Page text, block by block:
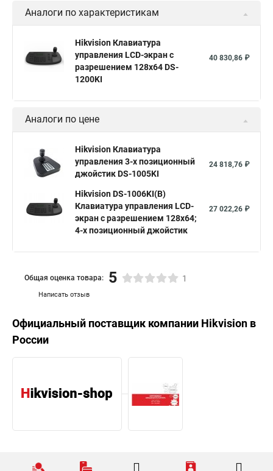
Аналоги по характеристикам
Hikvision Клавиатура
управления LCD-экран с
разрешением 128х64 DS-
1200KI
40 830,86 ₽
Аналоги по цене
Hikvision Клавиатура
управления 3-х позиционный
джойстик DS-1005KI
24 818,76 ₽
Hikvision DS-1006KI(B)
Клавиатура управления LCD-
экран с разрешением 128х64;
4-х позиционный джойстик
27 022,26 ₽
Написать отзыв
Общая оценка товара: 5 1
Официальный поставщик компании Hikvision в
России